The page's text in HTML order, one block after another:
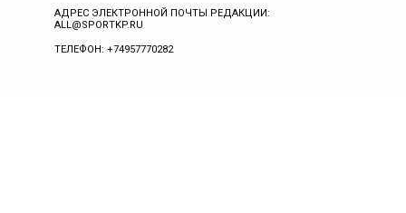
АДРЕС ЭЛЕКТРОННОЙ ПОЧТЫ РЕДАКЦИИ:
ALL@SPORTKP.RU
ТЕЛЕФОН: +74957770282